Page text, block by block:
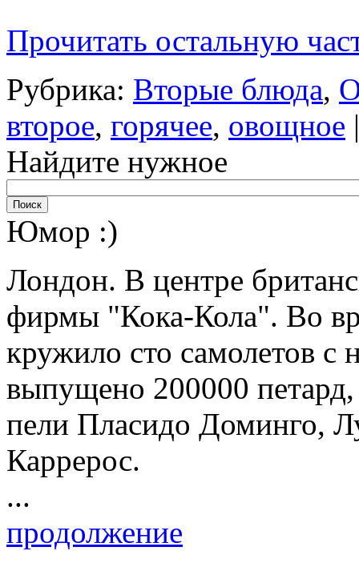
Прочитать остальную
Рубрика: Вторые блюда,
второе, горячее, овощное
Найдите нужное
Юмор :)
Лондон. В центре
фирмы "Кока-Кола". Во
кружило сто самолетов
выпущено 200000
пели Пласидо Доминго,
Каррерос.
...
продолжение